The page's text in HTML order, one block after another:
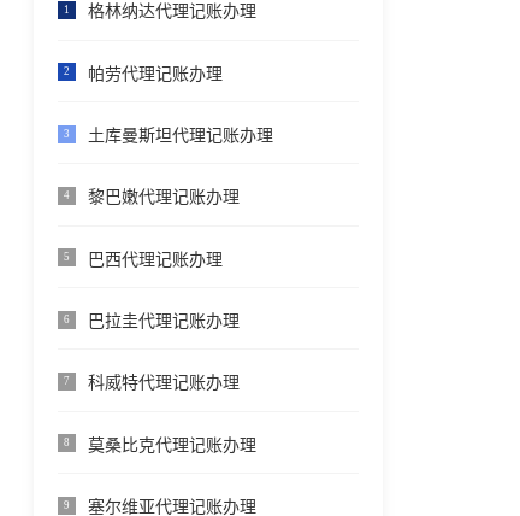
1 格林纳达代理记账办理
2 帕劳代理记账办理
3 土库曼斯坦代理记账办理
4 黎巴嫩代理记账办理
5 巴西代理记账办理
6 巴拉圭代理记账办理
7 科威特代理记账办理
8 莫桑比克代理记账办理
9 塞尔维亚代理记账办理